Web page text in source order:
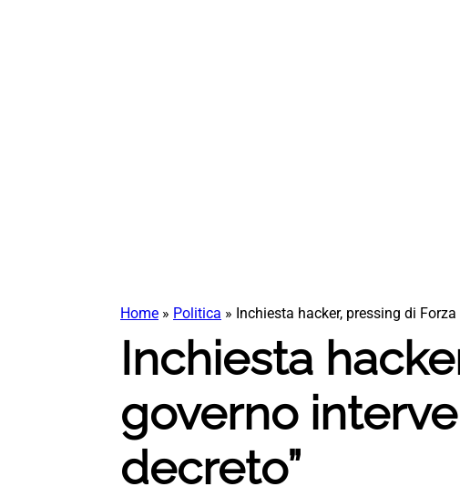
Home » Politica » Inchiesta hacker, pressing di
Inchiesta
governo
decreto”